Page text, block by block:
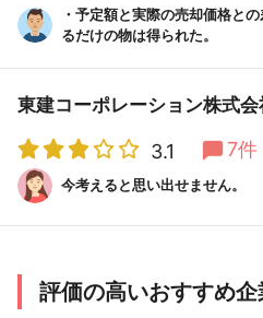
・予定額と実際の売却価格と
るだけの物は得られた。
東建コーポレーション株式会
3.1 7件
今考えると思い出せません。
評価の高いおすすめ企